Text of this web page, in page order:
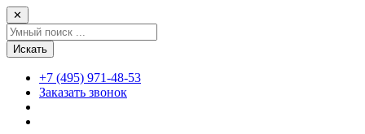
✕
Искать
+7 (495) 971-48-53
Заказать звонок